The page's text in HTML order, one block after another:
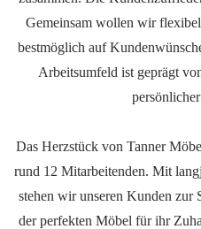
Gemeinsam wollen wir
bestmöglich auf
Arbeitsumfeld ist geprägt
Das Herzstück von Tanner
rund 12 Mitarbeitenden. Mit
stehen wir unseren Kunden zur
der perfekten Möbel für ihr